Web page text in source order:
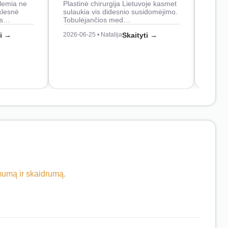
ne
→
Plastinė chirurgija Lietuvoje kasmet
sulaukia vis didesnio susidomėjimo.
Tobulėjančios med…
2026-06-25 • NatalijaSkaityti →
ir skaidrumą.